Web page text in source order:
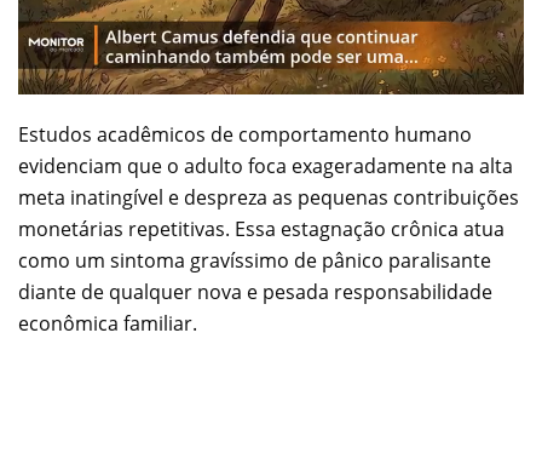
Estudos acadêmicos de comportamento humano
evidenciam que o adulto foca exageradamente na alta
meta inatingível e despreza as pequenas contribuições
monetárias repetitivas. Essa estagnação crônica atua
como um sintoma gravíssimo de pânico paralisante
diante de qualquer nova e pesada responsabilidade
econômica familiar.